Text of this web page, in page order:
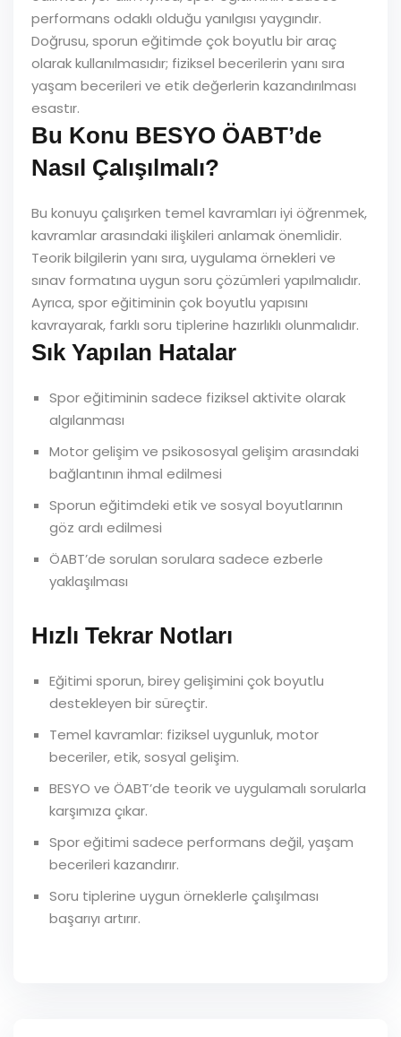
performans odaklı olduğu yanılgısı yaygındır.
Doğrusu, sporun eğitimde çok boyutlu bir araç
olarak kullanılmasıdır; fiziksel becerilerin yanı sıra
yaşam becerileri ve etik değerlerin kazandırılması
esastır.
Bu Konu BESYO ÖABT’de
Nasıl Çalışılmalı?
Bu konuyu çalışırken temel kavramları iyi öğrenmek,
kavramlar arasındaki ilişkileri anlamak önemlidir.
Teorik bilgilerin yanı sıra, uygulama örnekleri ve
sınav formatına uygun soru çözümleri yapılmalıdır.
Ayrıca, spor eğitiminin çok boyutlu yapısını
kavrayarak, farklı soru tiplerine hazırlıklı olunmalıdır.
Sık Yapılan Hatalar
Spor eğitiminin sadece fiziksel aktivite olarak
algılanması
Motor gelişim ve psikososyal gelişim arasındaki
bağlantının ihmal edilmesi
Sporun eğitimdeki etik ve sosyal boyutlarının
göz ardı edilmesi
ÖABT’de sorulan sorulara sadece ezberle
yaklaşılması
Hızlı Tekrar Notları
Eğitimi sporun, birey gelişimini çok boyutlu
destekleyen bir süreçtir.
Temel kavramlar: fiziksel uygunluk, motor
beceriler, etik, sosyal gelişim.
BESYO ve ÖABT’de teorik ve uygulamalı sorularla
karşımıza çıkar.
Spor eğitimi sadece performans değil, yaşam
becerileri kazandırır.
Soru tiplerine uygun örneklerle çalışılması
başarıyı artırır.